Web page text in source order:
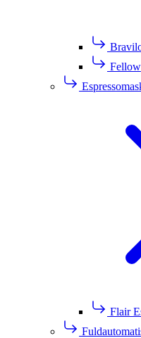
Fellow
Flair